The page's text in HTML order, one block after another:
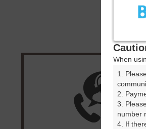
When
1.
2.
3.
number
4. If